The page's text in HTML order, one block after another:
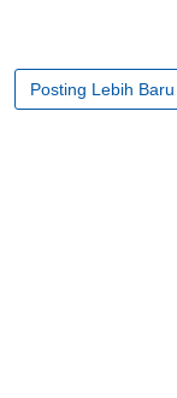
Posting Lebih Baru